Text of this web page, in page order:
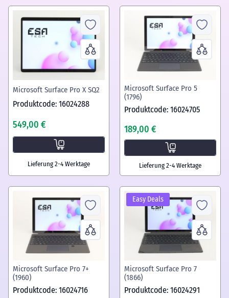
Microsoft Surface Pro X SQ2
Produktcode: 16024288
549,00 €
Lieferung 2-4 Werktage
Microsoft Surface Pro 5
(1796)
Produktcode: 16024705
189,00 €
Lieferung 2-4 Werktage
Microsoft Surface Pro 7+
(1960)
Produktcode: 16024716
Easy Deals
Microsoft Surface Pro 7
(1866)
Produktcode: 16024291